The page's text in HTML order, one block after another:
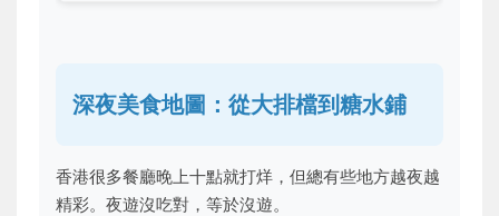
深夜美食地圖：從大排檔到糖水鋪
香港很多餐廳晚上十點就打烊，但總有些地方越夜越
精彩。夜遊沒吃對，等於沒遊。